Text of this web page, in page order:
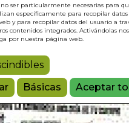
no ser particularmente necesarias para
específicamente para recopilar datos
y para recopilar datos del usuario a
contenidos integrados. Activándolas
por nuestra página web.
Básicas Aceptar